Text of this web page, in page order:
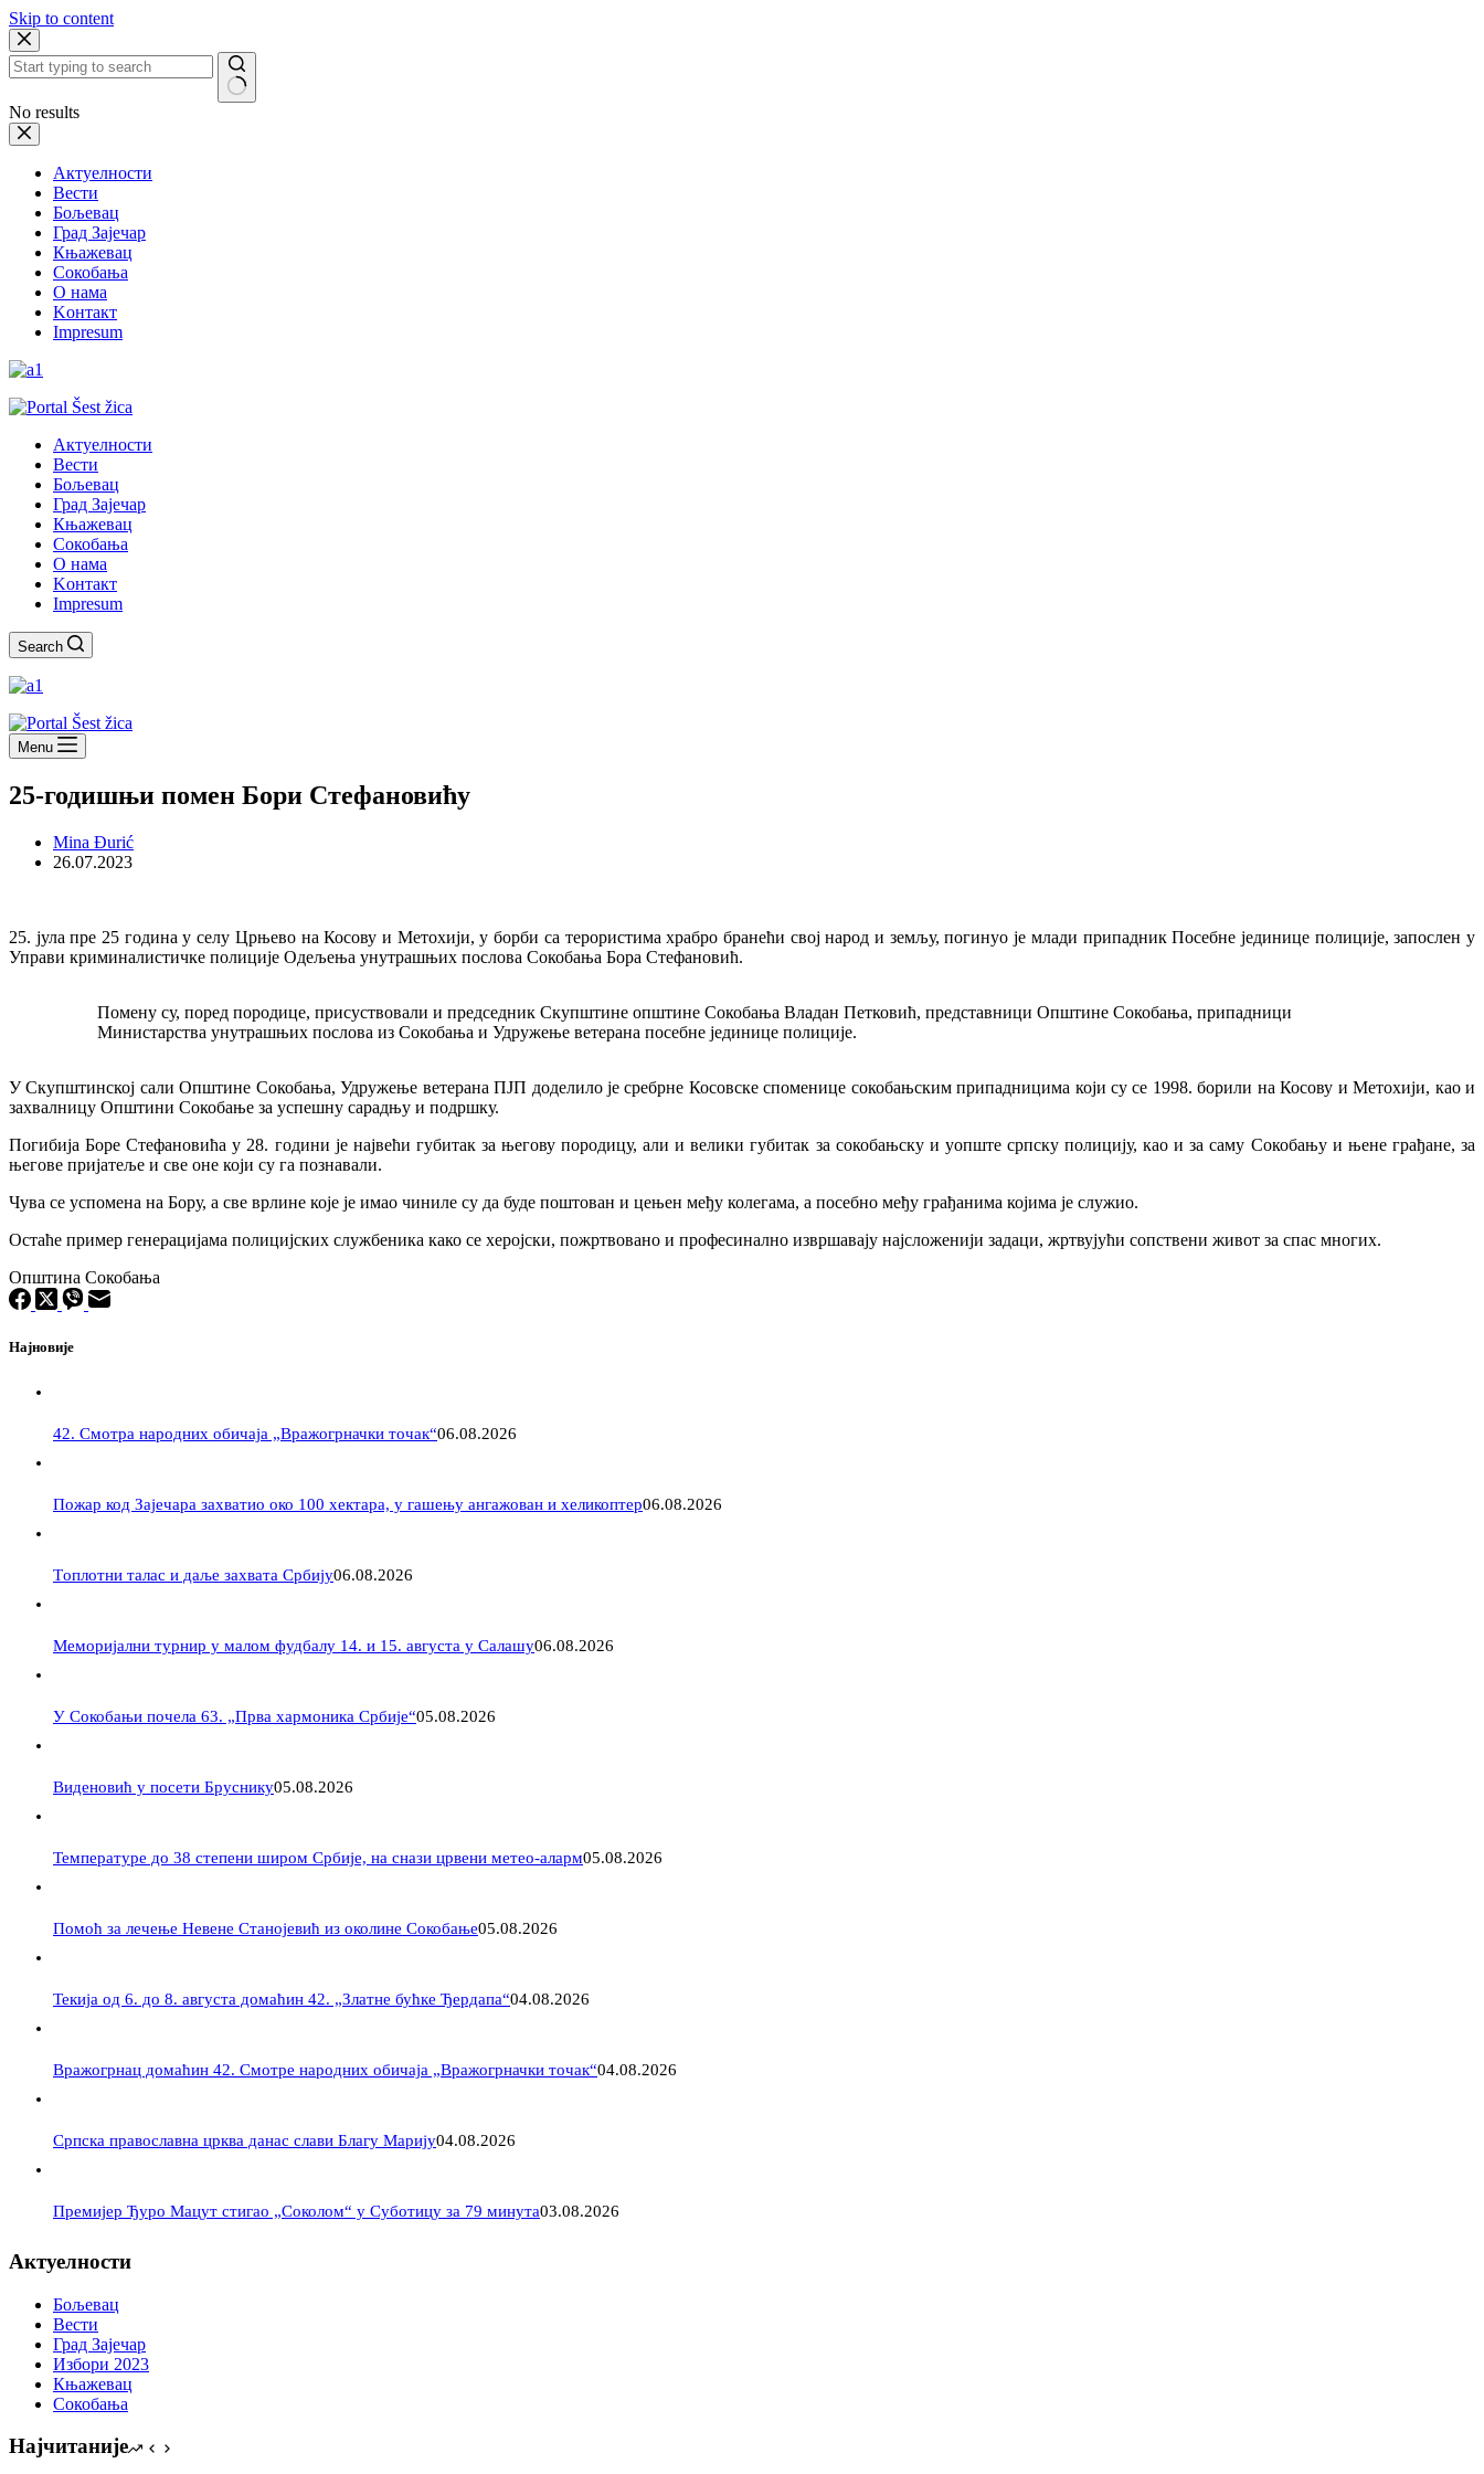
Skip to content
No results
Актуелности
Вести
Бољевац
Град Зајечар
Књажевац
Сокобања
O нама
Kонтакт
Impresum
Актуелности
Вести
Бољевац
Град Зајечар
Књажевац
Сокобања
O нама
Kонтакт
Impresum
Search
Menu
25-годишњи помен Бори Стефановићу
Mina Đurić
26.07.2023
25. јула пре 25 година у селу Црњево на Косову и Метохији, у борби са терористима храбро бранећи свој народ и земљу, погинуо је млади припадник Посебне јединице полиције, запослен у
Управи криминалистичке полиције Одељења унутрашњих послова Сокобања Бора Стефановић.
Помену су, поред породице, присуствовали и председник Скупштине општине Сокобања Владан Петковић, представници Општине Сокобања, припадници
Министарства унутрашњих послова из Сокобања и Удружење ветерана посебне јединице полиције.
У Скупштинској сали Општине Сокобања, Удружење ветерана ПЈП доделило је сребрне Косовске споменице сокобањским припадницима који су се 1998. борили на Косову и Метохији, као и
захвалницу Општини Сокобањe за успешну сарадњу и подршку.
Погибија Боре Стефановића у 28. години је највећи губитак за његову породицу, али и велики губитак за сокобањску и уопште српску полицију, као и за саму Сокобању и њене грађане, за
његове пријатеље и све оне који су га познавали.
Чува се успомена на Бору, а све врлине које је имао чиниле су да буде поштован и цењен међу колегама, а посебно међу грађанима којима је служио.
Остаће пример генерацијама полицијских службеника како се херојски, пожртвовано и професинално извршавају најсложенији задаци, жртвујући сопствени живот за спас многих.
Општина Сокобања
Најновије
42. Смотра народних обичаја „Вражогрначки точак“06.08.2026
Пожар код Зајечара захватио око 100 хектара, у гашењу ангажован и хеликоптер06.08.2026
Tоплотни талас и даље захвата Србију06.08.2026
Меморијални турнир у малом фудбалу 14. и 15. августа у Салашу06.08.2026
У Сокобањи почела 63. „Прва хармоника Србије“05.08.2026
Виденовић у посети Бруснику05.08.2026
Температуре до 38 степени широм Србије, на снази црвени метео-аларм05.08.2026
Помоћ за лечење Невене Станојевић из околине Сокобање05.08.2026
Текија од 6. до 8. августа домаћин 42. „Златне бућке Ђердапа“04.08.2026
Вражогрнац домаћин 42. Смотре народних обичаја „Вражогрначки точак“04.08.2026
Српска православна црква данас слави Благу Марију04.08.2026
Премијер Ђуро Мацут стигао „Соколом“ у Суботицу за 79 минута03.08.2026
Актуелности
Бољевац
Вести
Град Зајечар
Избори 2023
Књажевац
Сокобања
Најчитаније